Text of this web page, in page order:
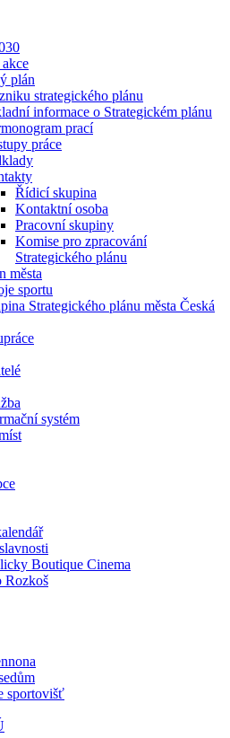
plán
strategického plánu
informace o Strategickém plánu
prací
práce
Řídicí skupina
Kontaktní osoba
Pracovní skupiny
Komise pro zpracování
Strategického plánu
města
sportu
Strategického plánu města Česká
systém
Boutique Cinema
Rozkoš
sportovišť